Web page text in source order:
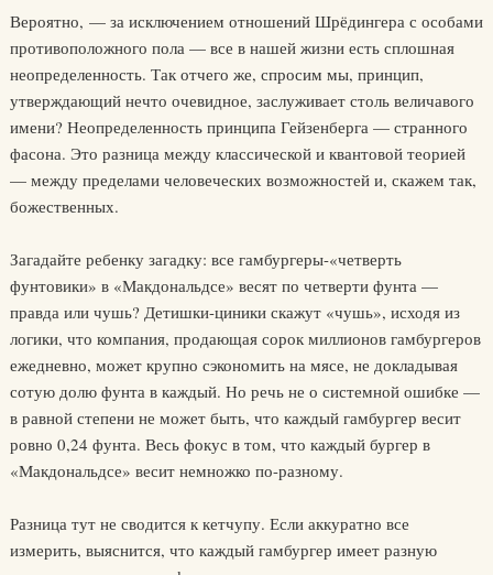
Вероятно, — за исключением отношений Шрёдингера с особами
противоположного пола — все в нашей жизни есть сплошная
неопределенность. Так отчего же, спросим мы, принцип,
утверждающий нечто очевидное, заслуживает столь величавого
имени? Неопределенность принципа Гейзенберга — странного
фасона. Это разница между классической и квантовой теорией
— между пределами человеческих возможностей и, скажем так,
божественных.
Загадайте ребенку загадку: все гамбургеры-«четверть
фунтовики» в «Макдональдсе» весят по четверти фунта —
правда или чушь? Детишки-циники скажут «чушь», исходя из
логики, что компания, продающая сорок миллионов гамбургеров
ежедневно, может крупно сэкономить на мясе, не докладывая
сотую долю фунта в каждый. Но речь не о системной ошибке —
в равной степени не может быть, что каждый гамбургер весит
ровно 0,24 фунта. Весь фокус в том, что каждый бургер в
«Макдональдсе» весит немножко по-разному.
Разница тут не сводится к кетчупу. Если аккуратно все
измерить, выяснится, что каждый гамбургер имеет разную